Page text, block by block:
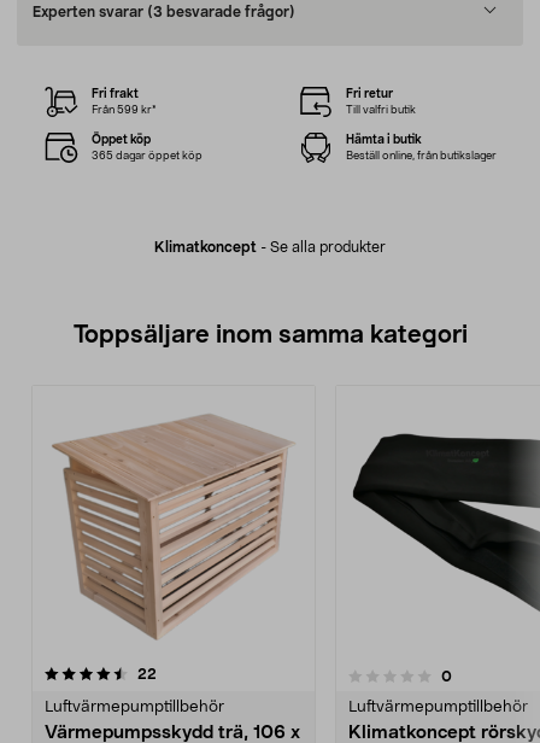
Experten svarar (3 besvarade frågor)
Klimatkoncept - Se alla produkter
Fri frakt
Från 599 kr*
Fri retur
Till valfri butik
Öppet köp
365 dagar öppet köp
Hämta i butik
Beställ online, från butikslager
Toppsäljare inom samma kategori
22
Luftvärmepumptillbehör
Värmepumpsskydd trä, 106 x
0.0 av 5 stjärnor 0recensioner
Luftvärmepumptillbehör
Klimatkoncept
4.0 av 5 stjärnor